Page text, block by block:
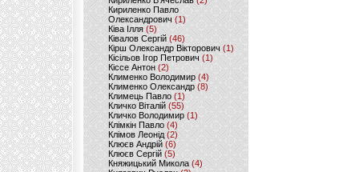
Кириленко Павло
Олександрович (1)
Ківа Ілля (5)
Ківалов Сергій(46)
Кірш Олександр Вікторович (1)
Кісільов Ігор Петрович (1)
Кіссе Антон (2)
Клименко Володимир(4)
Клименко Олександр (8)
Климець Павло (1)
Кличко Віталій(55)
Кличко Володимир (1)
Клімкін Павло (4)
Клімов Леонід(2)
Клюєв Андрій(6)
Клюєв Сергій (5)
Княжицький Микола(4)